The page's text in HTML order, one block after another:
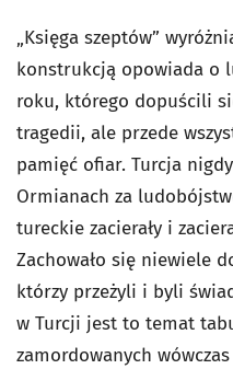
„Księga szeptów”
konstrukcją opowiada o
roku, którego dopuścili
tragedii, ale przede
pamięć ofiar. Turcja
Ormianach za
tureckie zacierały i
Zachowało się niewiele
którzy przeżyli i byli
w Turcji jest to temat
zamordowanych